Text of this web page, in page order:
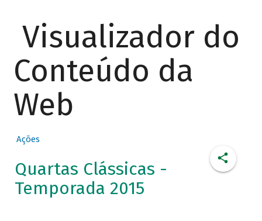
Visualizador do
Conteúdo da
Web
Ações
Quartas Clássicas -
Temporada 2015